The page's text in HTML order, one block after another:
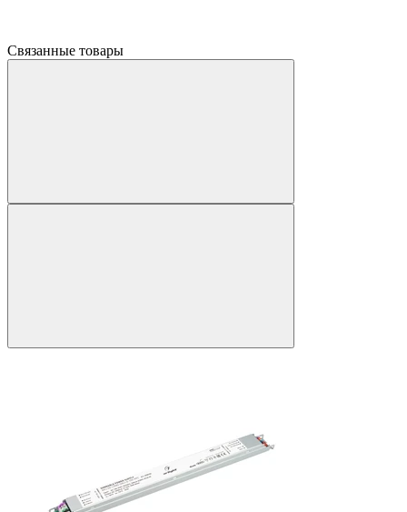
Связанные товары